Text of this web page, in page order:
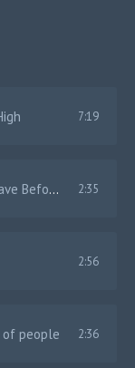
7:19
You Love Me 2:35
2:56
people 2:36